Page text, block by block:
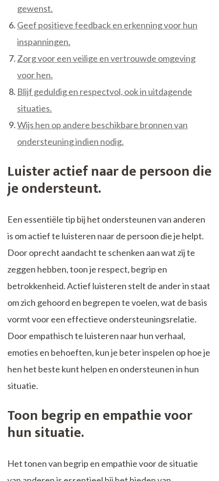
gewenst.
Geef positieve feedback en erkenning voor hun
inspanningen.
Zorg voor een veilige en vertrouwde omgeving
voor hen.
Blijf geduldig en respectvol, ook in uitdagende
situaties.
Wijs hen op andere beschikbare bronnen van
ondersteuning indien nodig.
Luister actief naar de persoon die
je ondersteunt.
Een essentiële tip bij het ondersteunen van anderen
is om actief te luisteren naar de persoon die je helpt.
Door oprecht aandacht te schenken aan wat zij te
zeggen hebben, toon je respect, begrip en
betrokkenheid. Actief luisteren stelt de ander in staat
om zich gehoord en begrepen te voelen, wat de basis
vormt voor een effectieve ondersteuningsrelatie.
Door empathisch te luisteren naar hun verhaal,
emoties en behoeften, kun je beter inspelen op hoe je
hen het beste kunt helpen en ondersteunen in hun
situatie.
Toon begrip en empathie voor
hun situatie.
Het tonen van begrip en empathie voor de situatie